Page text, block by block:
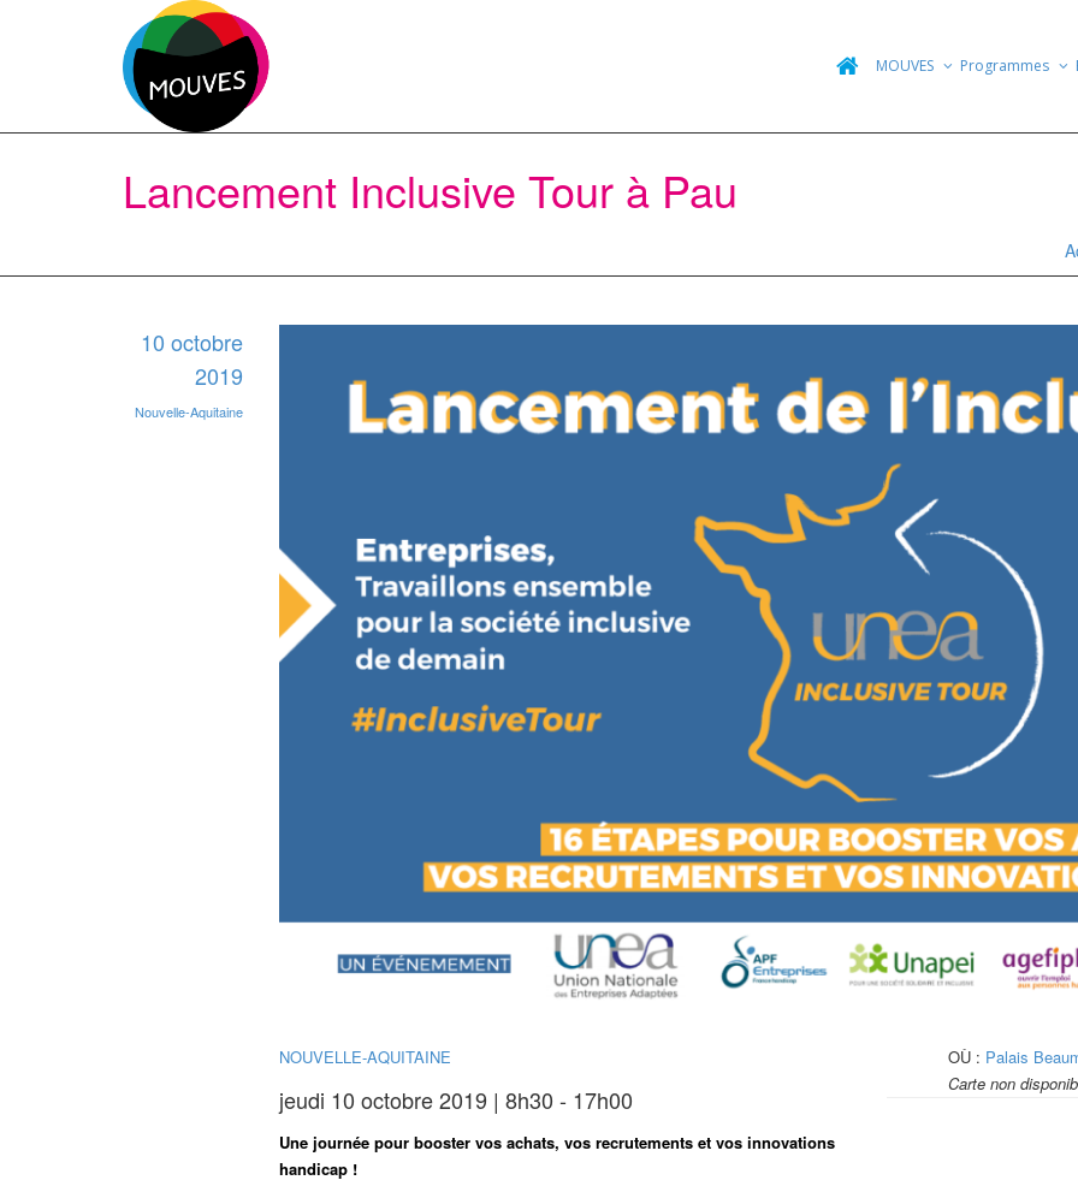
MOUVES Programmes
Lancement Inclusive Tour à Pau
10 octobre
2019
Nouvelle-Aquitaine
NOUVELLE-AQUITAINE
jeudi 10 octobre 2019 | 8h30 - 17h00
Une journée pour booster vos achats, vos recrutements et vos innovations
handicap !
OÙ : Palais
Carte non